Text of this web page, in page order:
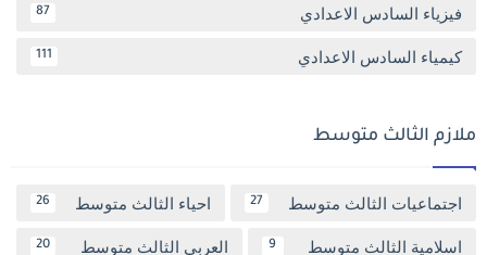
فيزياء السادس الاعدادي 87
كيمياء السادس الاعدادي 111
ملازم الثالث متوسط
اجتماعيات الثالث متوسط 27 احياء الثالث متوسط 26
اسلامية الثالث متوسط 9 العربي الثالث متوسط 20